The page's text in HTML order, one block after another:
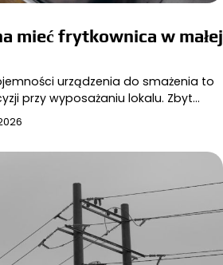
mieć frytkownica w małej
urządzenia do smażenia to
przy wyposażaniu lokalu. Zbyt…